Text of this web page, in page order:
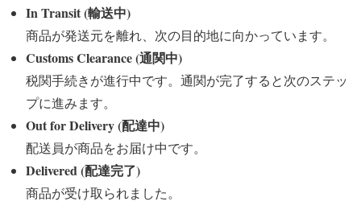
In Transit (輸送中)
商品が発送元を離れ、次の目的地に向かっています。
Customs Clearance (通関中)
税関手続きが進行中です。通関が完了すると次のステッ
プに進みます。
Out for Delivery (配達中)
配送員が商品をお届け中です。
Delivered (配達完了)
商品が受け取られました。